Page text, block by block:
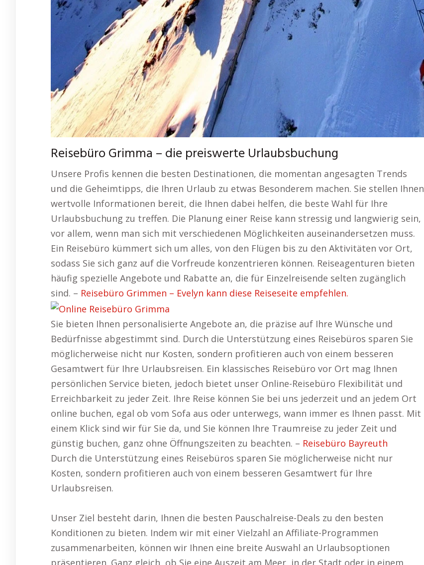
Reisebüro Grimma – die preiswerte Urlaubsbuchung
Unsere Profis kennen die besten Destinationen, die momentan angesagten Trends
und die Geheimtipps, die Ihren Urlaub zu etwas Besonderem machen. Sie stellen Ihnen
wertvolle Informationen bereit, die Ihnen dabei helfen, die beste Wahl für Ihre
Urlaubsbuchung zu treffen. Die Planung einer Reise kann stressig und langwierig sein,
vor allem, wenn man sich mit verschiedenen Möglichkeiten auseinandersetzen muss.
Ein Reisebüro kümmert sich um alles, von den Flügen bis zu den Aktivitäten vor Ort,
sodass Sie sich ganz auf die Vorfreude konzentrieren können. Reiseagenturen bieten
häufig spezielle Angebote und Rabatte an, die für Einzelreisende selten zugänglich
sind. – Reisebüro Grimmen – Evelyn kann diese Reiseseite empfehlen.
Sie bieten Ihnen personalisierte Angebote an, die präzise auf Ihre Wünsche und
Bedürfnisse abgestimmt sind. Durch die Unterstützung eines Reisebüros sparen Sie
möglicherweise nicht nur Kosten, sondern profitieren auch von einem besseren
Gesamtwert für Ihre Urlaubsreisen. Ein klassisches Reisebüro vor Ort mag Ihnen
persönlichen Service bieten, jedoch bietet unser Online-Reisebüro Flexibilität und
Erreichbarkeit zu jeder Zeit. Ihre Reise können Sie bei uns jederzeit und an jedem Ort
online buchen, egal ob vom Sofa aus oder unterwegs, wann immer es Ihnen passt. Mit
einem Klick sind wir für Sie da, und Sie können Ihre Traumreise zu jeder Zeit und
günstig buchen, ganz ohne Öffnungszeiten zu beachten. – Reisebüro Bayreuth
Durch die Unterstützung eines Reisebüros sparen Sie möglicherweise nicht nur
Kosten, sondern profitieren auch von einem besseren Gesamtwert für Ihre
Urlaubsreisen.
Unser Ziel besteht darin, Ihnen die besten Pauschalreise-Deals zu den besten
Konditionen zu bieten. Indem wir mit einer Vielzahl an Affiliate-Programmen
zusammenarbeiten, können wir Ihnen eine breite Auswahl an Urlaubsoptionen
präsentieren. Ganz gleich, ob Sie eine Auszeit am Meer, in der Stadt oder in einem